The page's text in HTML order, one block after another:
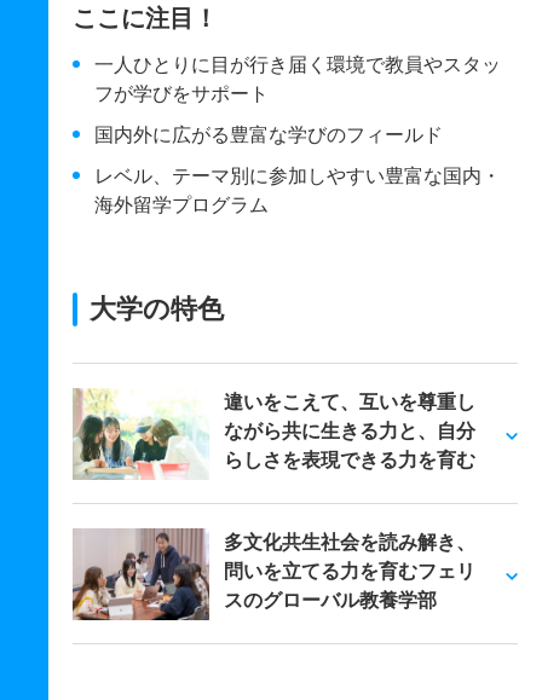
ここに注目！
一人ひとりに目が行き届く環境で教員やスタッ
フが学びをサポート
国内外に広がる豊富な学びのフィールド
レベル、テーマ別に参加しやすい豊富な国内・
海外留学プログラム
大学の特色
違いをこえて、互いを尊重し
ながら共に生きる力と、自分
らしさを表現できる力を育む
多文化共生社会を読み解き、
問いを立てる力を育むフェリ
スのグローバル教養学部